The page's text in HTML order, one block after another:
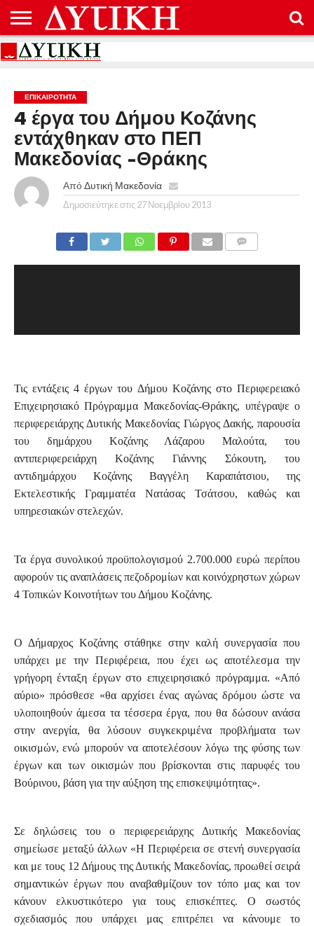
ΑΡΧΙΚΉ
ΕΠΙΚΟΙΝΩΝΊΑ
ΌΡΟΙ
ΠΡΟΣΤΑΣΊΑ
ΕΠΙΚΑΙΡΟΤΗΤΑ
4 έργα του Δήμου Κοζάνης
εντάχθηκαν στο ΠΕΠ
Μακεδονίας -Θράκης
Από Δυτική Μακεδονία
Δημοσιεύτηκε στις 27 Νοεμβρίου 2013
Τις εντάξεις 4 έργων του Δήμου Κοζάνης στο Περιφερειακό
Επιχειρησιακό Πρόγραμμα Μακεδονίας-Θράκης, υπέγραψε ο
περιφερειάρχης Δυτικής Μακεδονίας Γιώργος Δακής, παρουσία
του δημάρχου Κοζάνης Λάζαρου Μαλούτα, του
αντιπεριφερειάρχη Κοζάνης Γιάννης Σόκουτη, του
αντιδημάρχου Κοζάνης Βαγγέλη Καραπάτσιου, της
Εκτελεστικής Γραμματέα Νατάσας Τσάτσου, καθώς και
υπηρεσιακών στελεχών.
Τα έργα συνολικού προϋπολογισμού 2.700.000 ευρώ περίπου
αφορούν τις αναπλάσεις πεζοδρομίων και κοινόχρηστων χώρων
4 Τοπικών Κοινοτήτων του Δήμου Κοζάνης.
Ο Δήμαρχος Κοζάνης στάθηκε στην καλή συνεργασία που
υπάρχει με την Περιφέρεια, που έχει ως αποτέλεσμα την
γρήγορη ένταξη έργων στο επιχειρησιακό πρόγραμμα. «Από
αύριο» πρόσθεσε «θα αρχίσει ένας αγώνας δρόμου ώστε να
υλοποιηθούν άμεσα τα τέσσερα έργα, που θα δώσουν ανάσα
στην ανεργία, θα λύσουν συγκεκριμένα προβλήματα των
οικισμών, ενώ μπορούν να αποτελέσουν λόγω της φύσης των
έργων και των οικισμών που βρίσκονται στις παρυφές του
Βούρινου, βάση για την αύξηση της επισκεψιμότητας».
Σε δηλώσεις του ο περιφερειάρχης Δυτικής Μακεδονίας
σημείωσε μεταξύ άλλων «Η Περιφέρεια σε στενή συνεργασία
και με τους 12 Δήμους της Δυτικής Μακεδονίας, προωθεί σειρά
σημαντικών έργων που αναβαθμίζουν τον τόπο μας και τον
κάνουν ελκυστικότερο για τους επισκέπτες. Ο σωστός
σχεδιασμός που υπάρχει μας επιτρέπει να κάνουμε το